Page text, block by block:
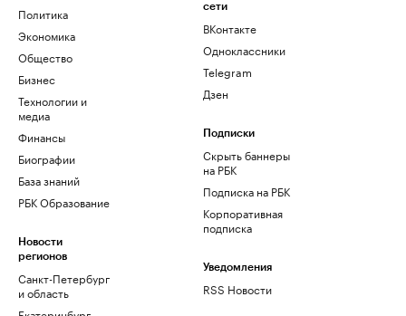
Политика
Экономика
Общество
Бизнес
Технологии и
медиа
Финансы
Биографии
База знаний
РБК Образование
Новости
регионов
Санкт-Петербург
и область
сети
ВКонтакте
Одноклассники
Telegram
Дзен
Подписки
Скрыть баннеры
на РБК
Подписка на РБК
Корпоративная
подписка
Уведомления
RSS Новости